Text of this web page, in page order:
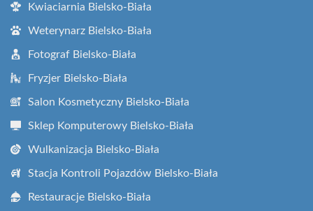
Kwiaciarnia Bielsko-Biała
Weterynarz Bielsko-Biała
Fotograf Bielsko-Biała
Fryzjer Bielsko-Biała
Salon Kosmetyczny Bielsko-Biała
Sklep Komputerowy Bielsko-Biała
Wulkanizacja Bielsko-Biała
Stacja Kontroli Pojazdów Bielsko-Biała
Restauracje Bielsko-Biała